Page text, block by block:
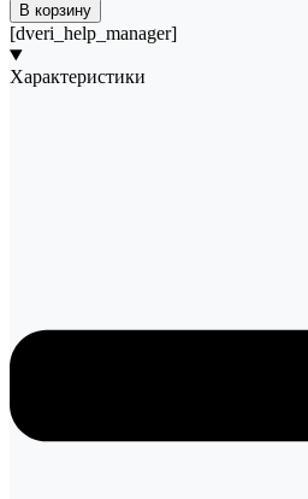
В корзину
[dveri_help_manager]
Характеристики